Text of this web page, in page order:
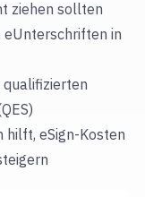
ziehen sollten
eUnterschriften in
hilft, eSign-Kosten